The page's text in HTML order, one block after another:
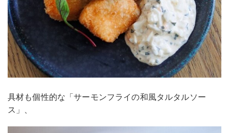
具材も個性的な「サーモンフライの和風タルタルソー
ス」、